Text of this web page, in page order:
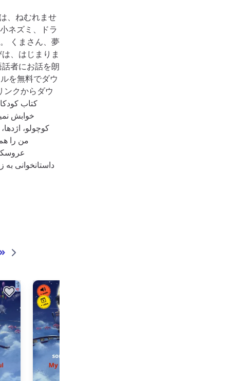
、ねむれませ
ネズミ、ドラ
くまさん、夢
、はじまりま
者にお話を朗
を無料でダウ
ンクからダウ
خوابش
کوچولو،
من را
داستانخوانی
»